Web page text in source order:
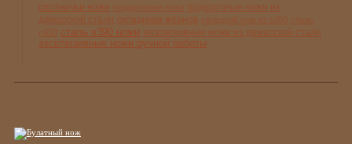
охотничьи ножи
складники жбанов
сталь s390 ножи
эксклюзивные ножи ручной работы